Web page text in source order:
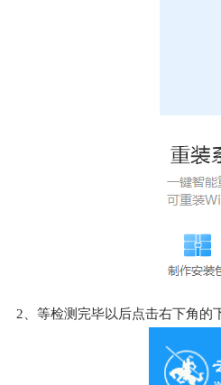
2、等检测完毕以后点击右下角的